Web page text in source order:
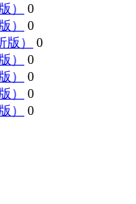
）
0
）
0
）
0
）
0
）
0
）
0
）
0